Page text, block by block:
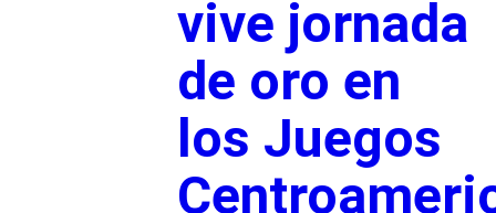
vive jornada
de oro en
los Juegos